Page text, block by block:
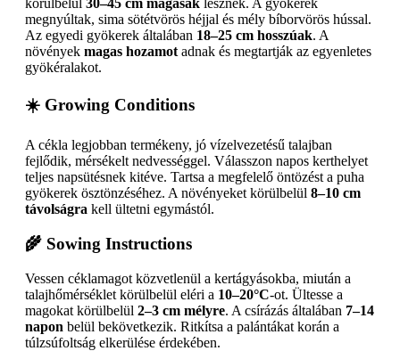
körülbelül 30–45 cm magasak lesznek. A gyökerek
megnyúltak, sima sötétvörös héjjal és mély bíborvörös hússal.
Az egyedi gyökerek általában 18–25 cm hosszúak. A
növények magas hozamot adnak és megtartják az egyenletes
gyökéralakot.
☀️ Growing Conditions
A cékla legjobban termékeny, jó vízelvezetésű talajban
fejlődik, mérsékelt nedvességgel. Válasszon napos kerthelyet
teljes napsütésnek kitéve. Tartsa a megfelelő öntözést a puha
gyökerek ösztönzéséhez. A növényeket körülbelül 8–10 cm
távolságra kell ültetni egymástól.
🌾 Sowing Instructions
Vessen céklamagot közvetlenül a kertágyásokba, miután a
talajhőmérséklet körülbelül eléri a 10–20°C-ot. Ültesse a
magokat körülbelül 2–3 cm mélyre. A csírázás általában 7–14
napon belül bekövetkezik. Ritkítsa a palántákat korán a
túlzsúfoltság elkerülése érdekében.